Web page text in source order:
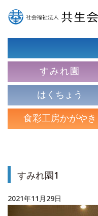
すみれ園
はくちょう
食彩工房かがやき
すみれ園1
2021年11月29日